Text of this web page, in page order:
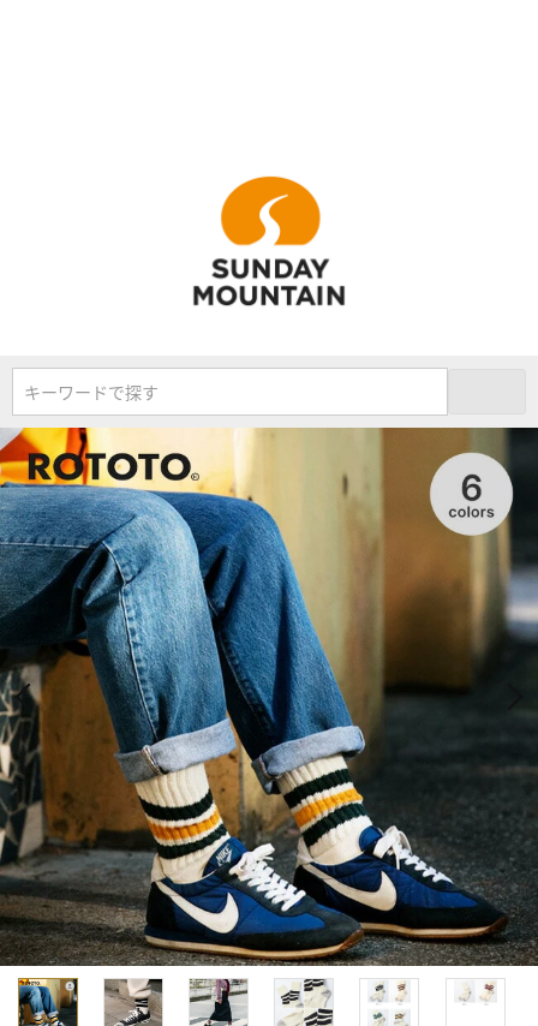
キーワードで探す